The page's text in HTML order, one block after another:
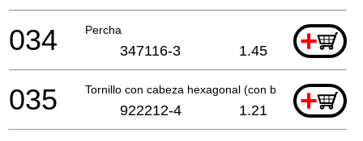
Percha +
034 347116-3 1.45
Tornillo con cabeza hexagonal (con brida) M5x12
+
035 922212-4 1.21